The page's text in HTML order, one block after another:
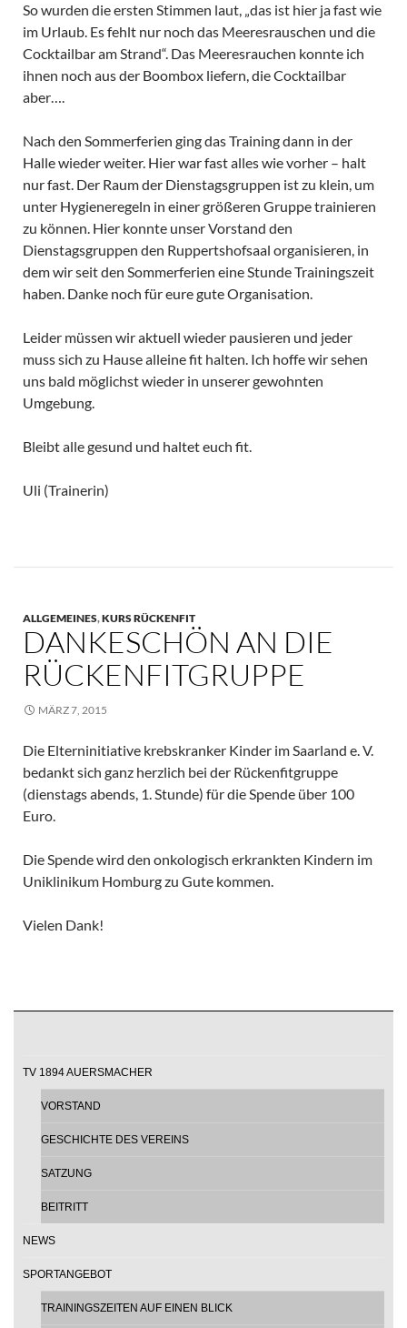
So wurden die ersten Stimmen laut, „das ist hier ja fast wie
im Urlaub. Es fehlt nur noch das Meeresrauschen und die
Cocktailbar am Strand“. Das Meeresrauchen konnte ich
ihnen noch aus der Boombox liefern, die Cocktailbar
aber….
Nach den Sommerferien ging das Training dann in der
Halle wieder weiter. Hier war fast alles wie vorher – halt
nur fast. Der Raum der Dienstagsgruppen ist zu klein, um
unter Hygieneregeln in einer größeren Gruppe trainieren
zu können. Hier konnte unser Vorstand den
Dienstagsgruppen den Ruppertshofsaal organisieren, in
dem wir seit den Sommerferien eine Stunde Trainingszeit
haben. Danke noch für eure gute Organisation.
Leider müssen wir aktuell wieder pausieren und jeder
muss sich zu Hause alleine fit halten. Ich hoffe wir sehen
uns bald möglichst wieder in unserer gewohnten
Umgebung.
Bleibt alle gesund und haltet euch fit.
Uli (Trainerin)
ALLGEMEINES,KURS RÜCKENFIT
DANKESCHÖN AN DIE
RÜCKENFITGRUPPE
MÄRZ 7, 2015
Die Elterninitiative krebskranker Kinder im Saarland e. V.
bedankt sich ganz herzlich bei der Rückenfitgruppe
(dienstags abends, 1. Stunde) für die Spende über 100
Euro.
Die Spende wird den onkologisch erkrankten Kindern im
Uniklinikum Homburg zu Gute kommen.
Vielen Dank!
TV 1894 AUERSMACHER
VORSTAND
GESCHICHTE DES VEREINS
SATZUNG
BEITRITT
NEWS
SPORTANGEBOT
TRAININGSZEITEN AUF EINEN BLICK